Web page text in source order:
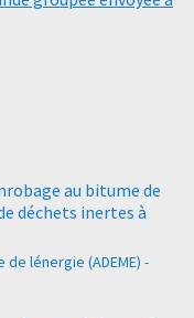
au bitume de
déchets inertes à
lénergie (ADEME) -